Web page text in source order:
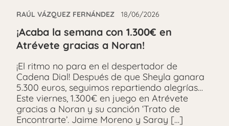
RAÚL VÁZQUEZ FERNÁNDEZ 18/06/2026
¡Acaba la semana con 1.300€ en
Atrévete gracias a Noran!
¡El ritmo no para en el despertador de
Cadena Dial! Después de que Sheyla ganara
5.300 euros, seguimos repartiendo alegrías…
Este viernes, 1.300€ en juego en Atrévete
gracias a Noran y su canción ‘Trato de
Encontrarte’. Jaime Moreno y Saray […]